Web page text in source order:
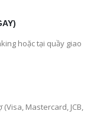
hoặc tại quầy giao
Mastercard, JCB,